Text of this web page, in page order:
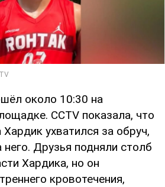
около 10:30 на
CCTV показала, что
ухватился за обруч,
него. Друзья подняли столб
Хардика, но он
кровотечения,